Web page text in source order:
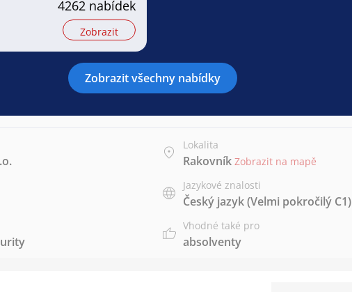
4262 nabídek
Zobrazit
Zobrazit všechny nabídky
Lokalita
Rakovník Zobrazit na mapě
Jazykové znalosti
Český jazyk(Velmi pokročilý C1)
Vhodné také pro
absolventy